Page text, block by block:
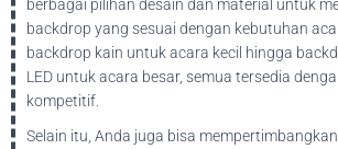
berbagai pilihan desain dan material untuk
backdrop yang sesuai dengan kebutuhan
backdrop kain untuk acara kecil hingga
LED untuk acara besar, semua tersedia
kompetitif.
Selain itu, Anda juga bisa